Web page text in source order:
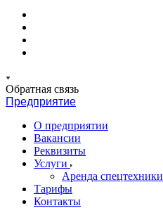
Обратная связь
Предприятие
О предприятии
Вакансии
Реквизиты
Услуги
Аренда спецтехники
Тарифы
Контакты